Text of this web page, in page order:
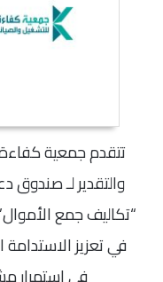
تتقدم جمعية
والتقدير لـ
“تكاليف جمع
في تعزيز الاستدامة
في استمرار